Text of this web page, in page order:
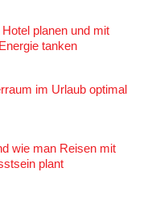
planen und mit
tanken
im Urlaub optimal
wie man Reisen mit
plant